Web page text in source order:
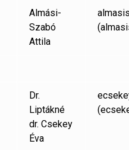
Almási-
Szabó
Attila
Dr.
Liptákné
dr. Csekey
Éva